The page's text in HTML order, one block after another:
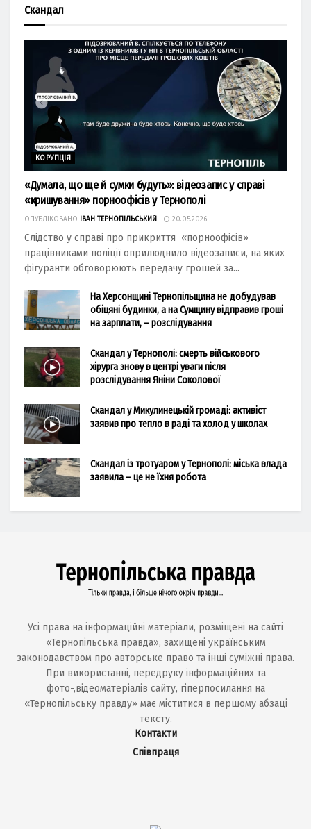
Скандал
КОРУПЦІЯ
«Думала, що ще й сумки будуть»: відеозапис у справі
«кришування» порноофісів у Тернополі
ОПУБЛІКОВАНО ІВАН ТЕРНОПІЛЬСЬКИЙ 20.05.2026
Слідство у справі про прикриття «порноофісів»
працівниками поліції оприлюднило відеозаписи, на яких
фігуранти обговорюють передачу грошей за...
На Херсонщині Тернопільщина не добудував
обіцяні будинки, а на Сумщину відправив гроші
на зарплати, – розслідування
Скандал у Тернополі: смерть військового
хірурга знову в центрі уваги після
розслідування Яніни Соколової
Скандал у Микулинецькій громаді: активіст
заявив про тепло в раді та холод у школах
Скандал із тротуаром у Тернополі: міська влада
заявила – це не їхня робота
Усі права на інформаційні матеріали, розміщені на сайті
«Тернопільська правда», захищені українським
законодавством про авторське право та інші суміжні права.
При використанні, передруку інформаційних та
фото-,відеоматеріалів сайту, гіперпосилання на
«Тернопільську правду» має міститися в першому абзаці
тексту.
Контакти
Співпраця